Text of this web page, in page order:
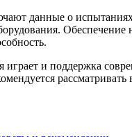
данные о
и поддержка